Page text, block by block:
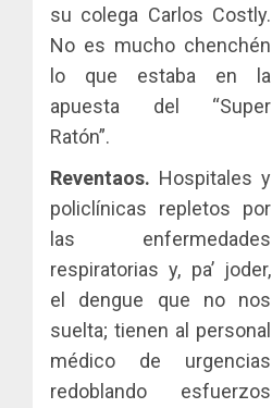
su colega Carlos Costly.
No es mucho chenchén
lo que estaba en la
apuesta del “Super
Ratón”.
Reventaos. Hospitales y
policlínicas repletos por
las enfermedades
respiratorias y, pa’ joder,
el dengue que no nos
suelta; tienen al personal
médico de urgencias
redoblando esfuerzos